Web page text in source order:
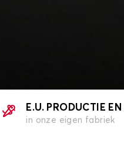
E.U. PRODUCTIE
in onze eigen fabriek